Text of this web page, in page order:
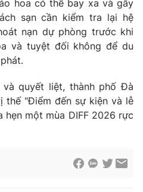
hoa có thể bay xa và gây
sạn cần kiểm tra lại hệ
nạn dự phòng trước khi
và tuyệt đối không để du
quyết liệt, thành phố Đà
thế "Điểm đến sự kiện và lễ
hẹn một mùa DIFF 2026 rực